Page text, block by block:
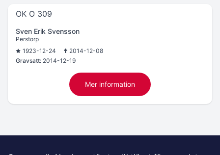
OK O 309
Sven Erik Svensson
Perstorp
1923-12-24
2014-12-08
Gravsatt: 2014-12-19
Mer information